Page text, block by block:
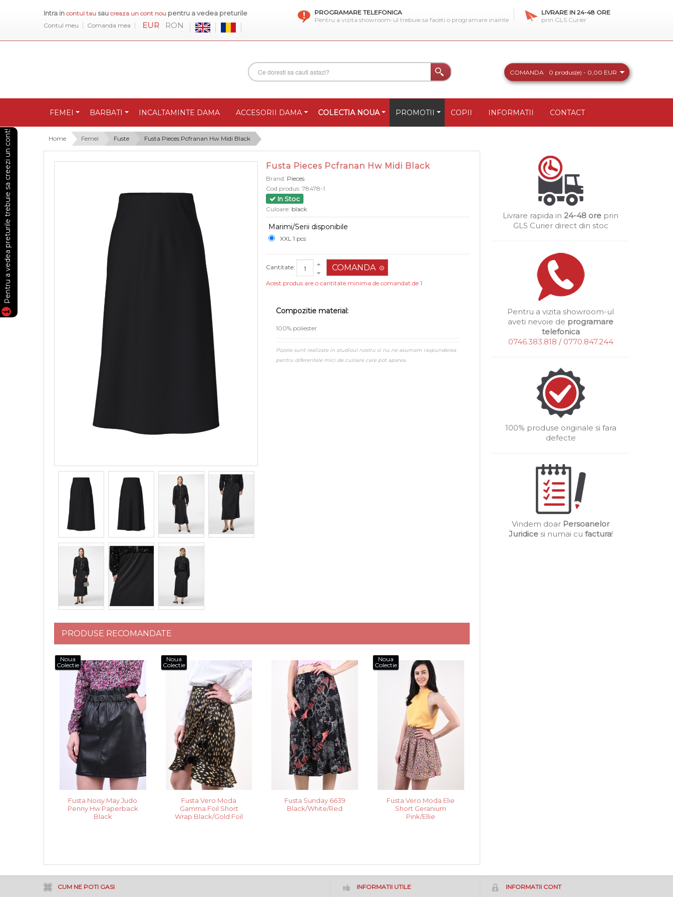
Intra in contul tau sau creaza un cont nou pentru a vedea preturile
Contul meu Comanda mea EUR RON
PROGRAMARE TELEFONICA
Pentru a vizita showroom-ul trebuie sa faceti o programare inainte
LIVRARE IN 24-48 ORE
prin GLS Curier
COMANDA 0 produs(e) - 0,00 EUR
FEMEI BARBATI INCALTAMINTE DAMA ACCESORII DAMA COLECTIA NOUA PROMOTII COPII INFORMATII CONTACT
Home Femei Fuste Fusta Pieces Pcfranan Hw Midi Black
Fusta Pieces Pcfranan Hw Midi Black
Brand: Pieces
Cod produs: 78478-1
In Stoc
Culoare: black
Marimi/Serii disponibile
XXL 1 pcs
Cantitate:
Acest produs are o cantitate minima de comandat de 1
Compozitie material:
100% poliester
Pozele sunt realizate in studioul nostru si nu ne asumam raspunderea
pentru diferentele mici de culoare care pot aparea.
PRODUSE RECOMANDATE
Noua
Colectie
Fusta Noisy May Judo
Penny Hw Paperback
Black
Noua
Colectie
Fusta Vero Moda
Gamma Foil Short
Wrap Black/Gold Foil
Fusta Sunday 6639
Black/White/Red
Noua
Colectie
Fusta Vero Moda Elie
Short Geranium
Pink/Ellie
Livrare rapida in 24-48 ore prin
GLS Curier direct din stoc
Pentru a vizita showroom-ul
aveti nevoie de programare
telefonica
0746.383.818 / 0770.847.244
100% produse originale si fara
defecte
Vindem doar Persoanelor
Juridicesi numai cu factura!
CUM NE POTI GASI INFORMATII UTILE INFORMATII CONT
Pentru a vedea preturile trebuie sa creezi un cont!